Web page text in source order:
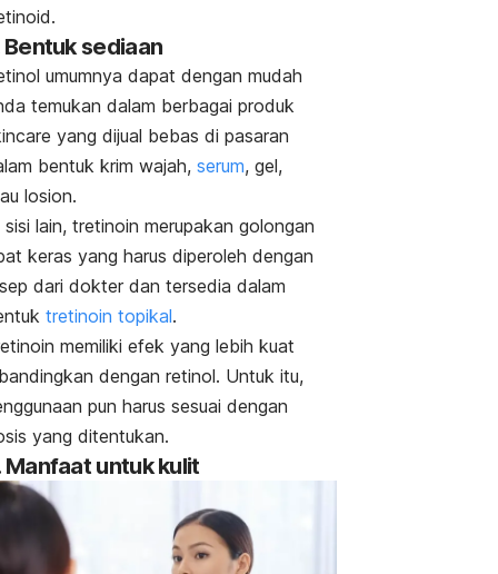
Bentuk sediaan
umumnya dapat dengan mudah
temukan dalam berbagai produk
yang dijual bebas di pasaran
bentuk krim wajah, serum, gel,
losion.
sisi lain, tretinoin merupakan golongan
keras yang harus diperoleh dengan
dari dokter dan tersedia dalam
tretinoin topikal.
memiliki efek yang lebih kuat
dengan retinol. Untuk itu,
pun harus sesuai dengan
yang ditentukan.
Manfaat untuk kulit